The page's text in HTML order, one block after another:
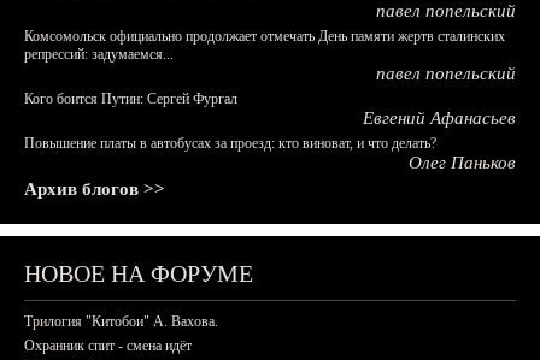
павел попельский
Комсомольск официально продолжает отмечать День памяти жертв сталинских
репрессий: задумаемся...
павел попельский
Кого боится Путин: Сергей Фургал
Евгений Афанасьев
Повышение платы в автобусах за проезд: кто виноват, и что делать?
Олег Паньков
Архив блогов >>
НОВОЕ НА ФОРУМЕ
Трилогия "Китобои" А. Вахова.
Охранник спит - смена идёт